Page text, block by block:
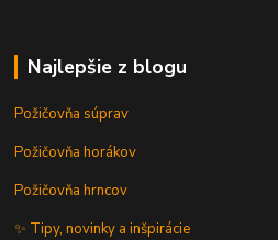
Najlepšie z blogu
Požičovňa súprav
Požičovňa horákov
Požičovňa hrncov
✨ Tipy, novinky a inšpirácie